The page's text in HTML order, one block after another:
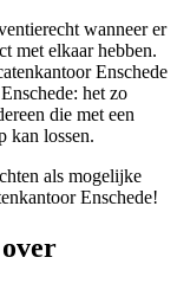
wanneer er
met elkaar hebben.
Enschede
het zo
die met een
kan lossen.
als mogelijke
Enschede!